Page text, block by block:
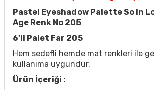
Pastel Eyeshadow Palette So In
Age Renk No 205
6'li Palet Far 205
Hem sedefli hemde mat renkleri ile
kullanıma uygundur.
Ürün İçeriği :